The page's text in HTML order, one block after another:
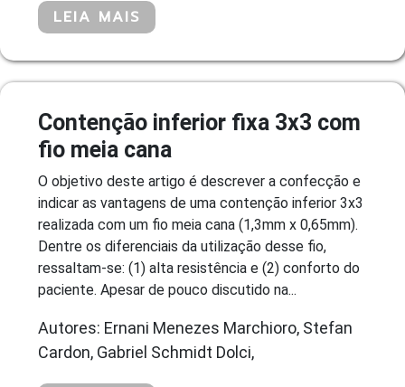
LEIA MAIS
Contenção inferior fixa 3x3 com
fio meia cana
O objetivo deste artigo é descrever a confecção e
indicar as vantagens de uma contenção inferior 3x3
realizada com um fio meia cana (1,3mm x 0,65mm).
Dentre os diferenciais da utilização desse fio,
ressaltam-se: (1) alta resistência e (2) conforto do
paciente. Apesar de pouco discutido na...
Autores: Ernani Menezes Marchioro, Stefan
Cardon, Gabriel Schmidt Dolci,